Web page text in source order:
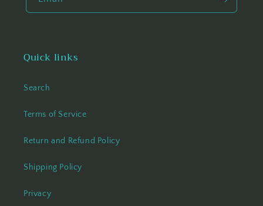
Quick links
Search
Terms of Service
Return and Refund Policy
Shipping Policy
Privacy